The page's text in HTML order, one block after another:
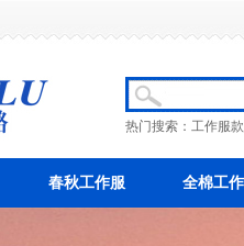
热门搜索： 工作服
春秋工作服 全棉工